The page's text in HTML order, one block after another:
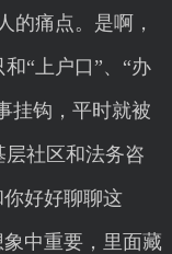
的痛点。是啊，
“上户口”、“办
挂钩，平时就被
社区和法务咨
好好聊聊这
中重要，里面藏